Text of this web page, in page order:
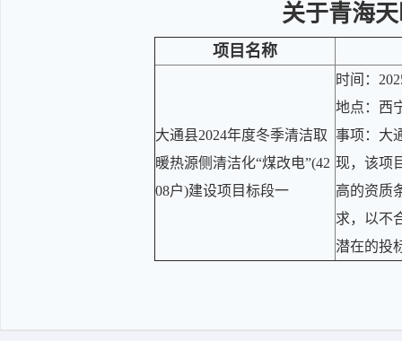
关于青海
项目名称
大通县2024年度冬季清洁取
暖热源侧清洁化“煤改电”(42
08户)建设项目标段一
时间：
地点：西
事项：大
现，该项
高的资质
求，以不
潜在的投